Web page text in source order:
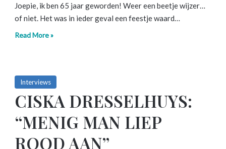
Joepie, ik ben 65 jaar geworden! Weer een beetje wijzer…
of niet. Het was in ieder geval een feestje waard…
Read More »
Interviews
CISKA DRESSELHUYS:
“MENIG MAN LIEP
ROOD AAN”